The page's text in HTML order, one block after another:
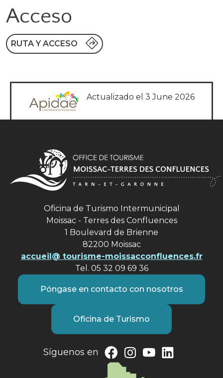
Acceso
RUTA Y ACCESO
Actualizado el 3 June 2026
Oficina de Turismo Intermunicipal
Moissac - Terres des Confluences
1 Boulevard de Brienne
82200 Moissac
accueil@ tourisme-moissacconfluences.fr
Tel. 05 32 09 69 36
Póngase en contacto con nosotros
Oficina de Turismo
Síguenos en